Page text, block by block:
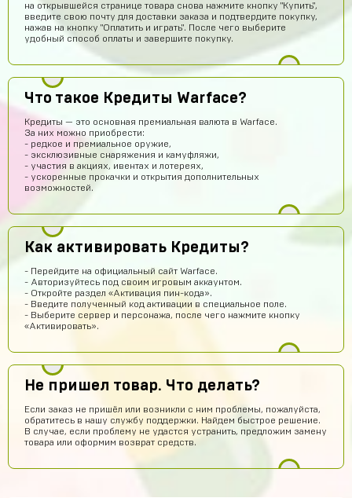
на открывшейся странице товара снова нажмите кнопку "Купить",
введите свою почту для доставки заказа и подтвердите покупку,
нажав на кнопку "Оплатить и играть". После чего выберите
удобный способ оплаты и завершите покупку.
Что такое Кредиты Warface?
Кредиты — это основная премиальная валюта в Warface.
За них можно приобрести:
- редкое и премиальное оружие,
- эксклюзивные снаряжения и камуфляжи,
- участия в акциях, ивентах и лотереях,
- ускоренные прокачки и открытия дополнительных
возможностей.
Как активировать Кредиты?
- Перейдите на официальный сайт Warface.
- Авторизуйтесь под своим игровым аккаунтом.
- Откройте раздел «Активация пин-кода».
- Введите полученный код активации в специальное поле.
- Выберите сервер и персонажа, после чего нажмите кнопку
«Активировать».
Не пришел товар. Что делать?
Если заказ не пришёл или возникли с ним проблемы, пожалуйста,
обратитесь в нашу службу поддержки. Найдем быстрое решение.
В случае, если проблему не удастся устранить, предложим замену
товара или оформим возврат средств.
Макс Шепард 13 часов назад
Не обман
Здравствуйте
Иван Малиновский
Андрей
Найс
Мурат Нурахметов
Рома Орлов
STANDPROMO
Андрей
Вход в аккаунт с помощью Supercell ID. Для того, чтобы
войти в купленный Вами аккаунт нужно: Открыть
настройки игры Нажать на кнопку Supercell ID Ввести
логин от купленного вами аккаунта и нажать кнопку
почты вы получаете после покупки) и скопировать
полученный код активации Вернуться в игру и
использовать код активации Загрузить новый аккаунт В
целях безопасности мы также рекомендуем изменить
пароль от почты. Вход в аккаунт с помощью аккаунта
аккаунт нужно: Открыть настройки игры Нажать на
кнопку Google Play Выйти из текущего аккаунта Ввести
логин и пароль от купленного аккаунта (эти данные
придут на почту после покупки) Загрузить новый